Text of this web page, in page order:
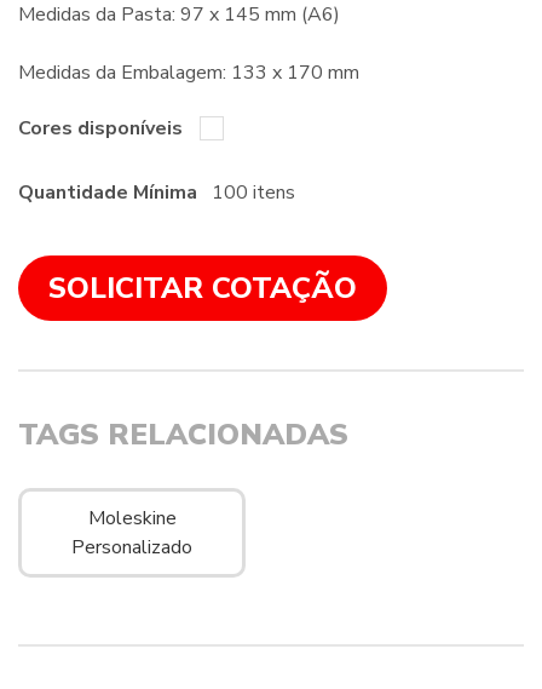
Medidas da Pasta: 97 x 145 mm (A6)
Medidas da Embalagem: 133 x 170 mm
Cores disponíveis
Quantidade Mínima 100 itens
SOLICITAR COTAÇÃO
TAGS RELACIONADAS
Moleskine
Personalizado